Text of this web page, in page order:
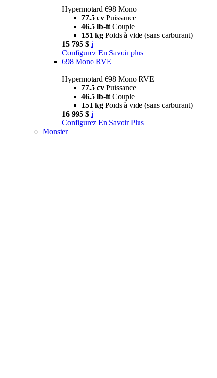
Hypermotard 698 Mono
77.5 cv Puissance
46.5 lb-ft Couple
151 kg Poids à vide (sans carburant)
15 795 $ i
Configurez En Savoir plus
698 Mono RVE
Hypermotard 698 Mono RVE
77.5 cv Puissance
46.5 lb-ft Couple
151 kg Poids à vide (sans carburant)
16 995 $ i
Configurez En Savoir Plus
Monster